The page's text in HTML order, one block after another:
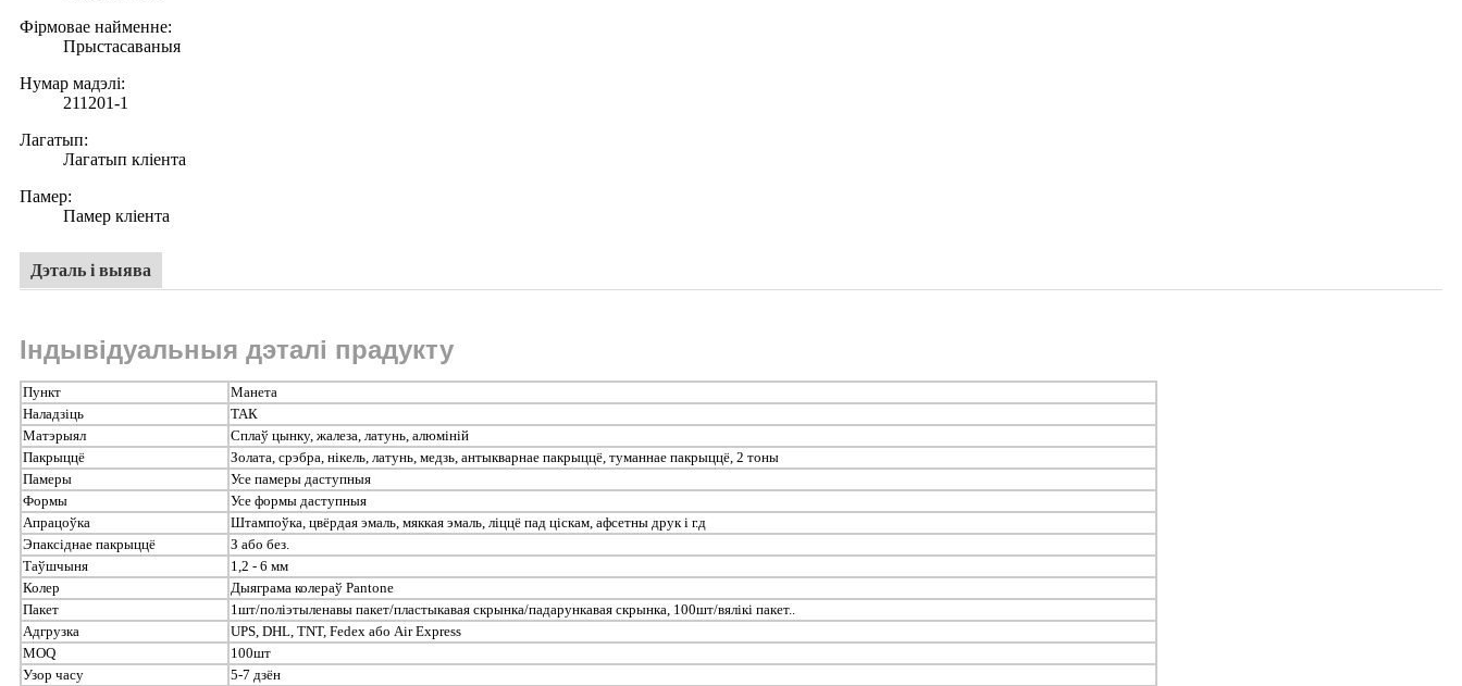
Фірмовае найменне:
Прыстасаваныя
Нумар мадэлі:
211201-1
Лагатып:
Лагатып кліента
Памер:
Памер кліента
Дэталь і выява
Індывідуальныя дэталі прадукту
Пункт
Манета
Наладзіць
ТАК
Матэрыял
Сплаў цынку, жалеза, латунь, алюміній
Пакрыццё
Золата, срэбра, нікель, латунь, медзь, антыкварнае пакрыццё, туманнае пакрыццё, 2 тоны
Памеры
Усе памеры даступныя
Формы
Усе формы даступныя
Апрацоўка
Штампоўка, цвёрдая эмаль, мяккая эмаль, ліццё пад ціскам, афсетны друк і г.д
Эпаксіднае пакрыццё
З або без.
Таўшчыня
1,2 - 6 мм
Колер
Дыяграма колераў Pantone
Пакет
1шт/поліэтыленавы пакет/пластыкавая скрынка/падарункавая скрынка, 100шт/вялікі пакет..
Адгрузка
UPS, DHL, TNT, Fedex або Air Express
MOQ
100шт
Узор часу
5-7 дзён